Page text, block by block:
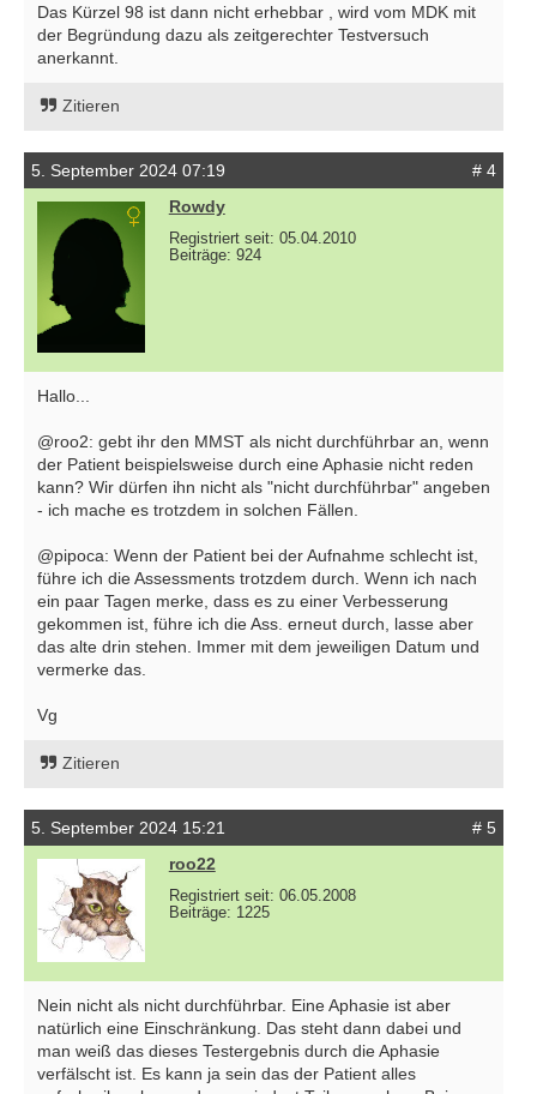
Das Kürzel 98 ist dann nicht erhebbar , wird vom MDK mit
der Begründung dazu als zeitgerechter Testversuch
anerkannt.
Zitieren
5. September 2024 07:19
# 4
Rowdy
Registriert seit: 05.04.2010
Beiträge: 924
Hallo...
@roo2: gebt ihr den MMST als nicht durchführbar an, wenn
der Patient beispielsweise durch eine Aphasie nicht reden
kann? Wir dürfen ihn nicht als "nicht durchführbar" angeben
- ich mache es trotzdem in solchen Fällen.
@pipoca: Wenn der Patient bei der Aufnahme schlecht ist,
führe ich die Assessments trotzdem durch. Wenn ich nach
ein paar Tagen merke, dass es zu einer Verbesserung
gekommen ist, führe ich die Ass. erneut durch, lasse aber
das alte drin stehen. Immer mit dem jeweiligen Datum und
vermerke das.
Vg
Zitieren
5. September 2024 15:21
# 5
roo22
Registriert seit: 06.05.2008
Beiträge: 1225
Nein nicht als nicht durchführbar. Eine Aphasie ist aber
natürlich eine Einschränkung. Das steht dann dabei und
man weiß das dieses Testergebnis durch die Aphasie
verfälscht ist. Es kann ja sein das der Patient alles